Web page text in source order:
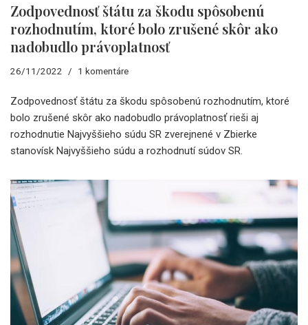
Zodpovednosť štátu za škodu spôsobenú
rozhodnutím, ktoré bolo zrušené skôr ako
nadobudlo právoplatnosť
26/11/2022 1 komentáre
Zodpovednosť štátu za škodu spôsobenú rozhodnutím, ktoré
bolo zrušené skôr ako nadobudlo právoplatnosť rieši aj
rozhodnutie Najvyššieho súdu SR zverejnené v Zbierke
stanovísk Najvyššieho súdu a rozhodnutí súdov SR.